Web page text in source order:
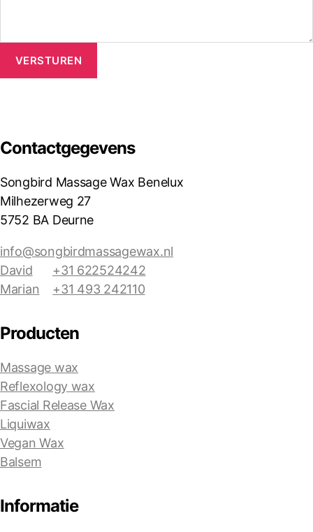
VERSTUREN
Contactgegevens
Songbird Massage Wax Benelux
Milhezerweg 27
5752 BA Deurne
info@songbirdmassagewax.nl
David
+31 622524242
Marian
+31 493 242110
Producten
Massage wax
Reflexology wax
Fascial Release Wax
Liquiwax
Vegan Wax
Balsem
Informatie